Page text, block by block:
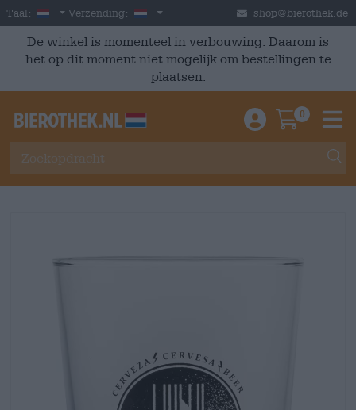
Skip to main content
Taal: Dutch
Verzending: Nederland shop@bierothek.de
De winkel is momenteel in verbouwing. Daarom is
het op dit moment niet mogelijk om bestellingen te
plaatsen.
Einloggen /
0